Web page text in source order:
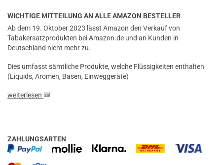
WICHTIGE MITTEILUNG AN ALLE AMAZON BESTELLER
Ab dem 19. Oktober 2023 lässt Amazon den Verkauf von
Tabakersatzprodukten bei Amazon.de und an Kunden in
Deutschland nicht mehr zu.
Dies umfasst sämtliche Produkte, welche Flüssigkeiten enthalten
(Liquids, Aromen, Basen, Einweggeräte)
weiterlesen
ZAHLUNGSARTEN